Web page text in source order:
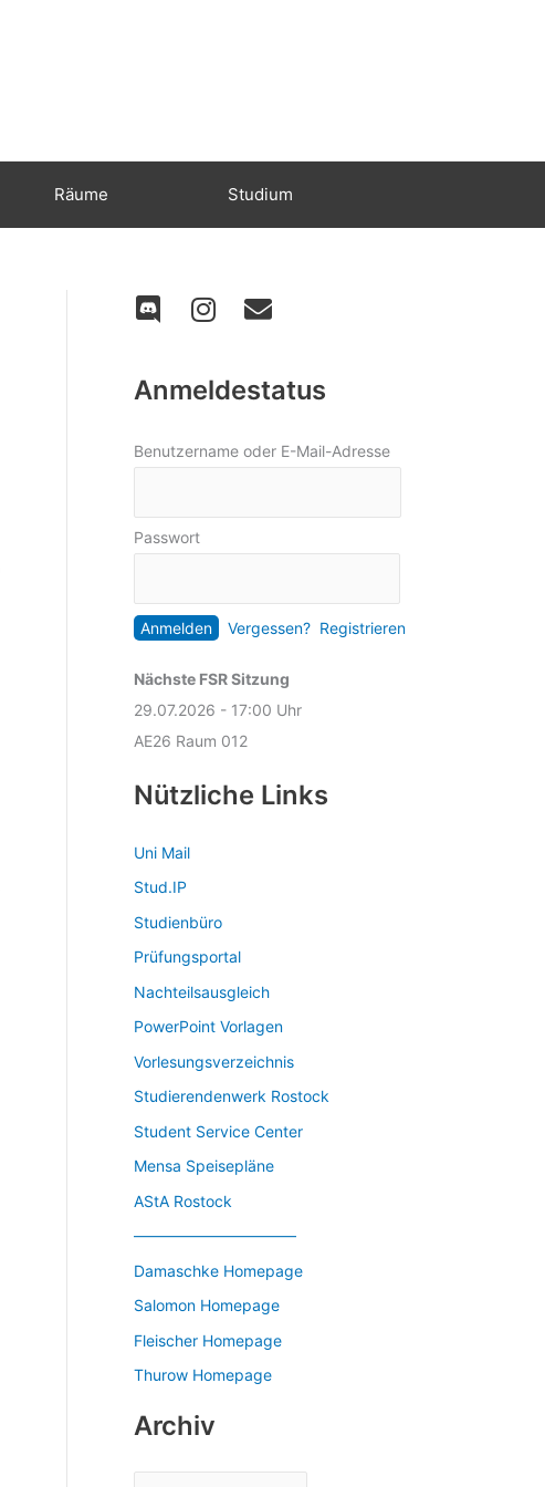
Räume Studium
Anmeldestatus
Benutzername oder E-Mail-Adresse
Passwort
Vergessen? Registrieren
Nächste FSR Sitzung
29.07.2026 - 17:00 Uhr
AE26 Raum 012
Nützliche Links
Uni Mail
Stud.IP
Studienbüro
Prüfungsportal
Nachteilsausgleich
PowerPoint Vorlagen
Vorlesungsverzeichnis
Studierendenwerk Rostock
Student Service Center
Mensa Speisepläne
AStA Rostock
——————————–
Damaschke Homepage
Salomon Homepage
Fleischer Homepage
Thurow Homepage
Archiv